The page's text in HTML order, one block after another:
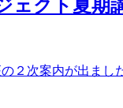
クト夏期
２次案内が出まし